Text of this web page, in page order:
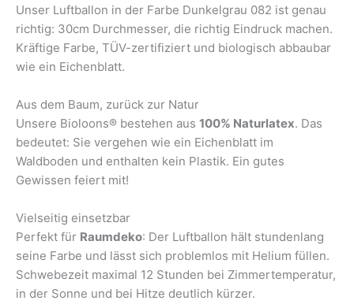
Unser Luftballon in der Farbe Dunkelgrau 082 ist genau
richtig: 30cm Durchmesser, die richtig Eindruck machen.
Kräftige Farbe, TÜV-zertifiziert und biologisch abbaubar
wie ein Eichenblatt.
Aus dem Baum, zurück zur Natur
Unsere Bioloons® bestehen aus 100% Naturlatex. Das
bedeutet: Sie vergehen wie ein Eichenblatt im
Waldboden und enthalten kein Plastik. Ein gutes
Gewissen feiert mit!
Vielseitig einsetzbar
Perfekt für Raumdeko: Der Luftballon hält stundenlang
seine Farbe und lässt sich problemlos mit Helium füllen.
Schwebezeit maximal 12 Stunden bei Zimmertemperatur,
in der Sonne und bei Hitze deutlich kürzer.